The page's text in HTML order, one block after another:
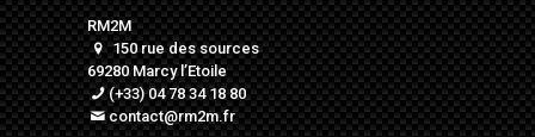
RM2M
150 rue des sources
69280 Marcy l’Etoile
(+33) 04 78 34 18 80
contact@rm2m.fr